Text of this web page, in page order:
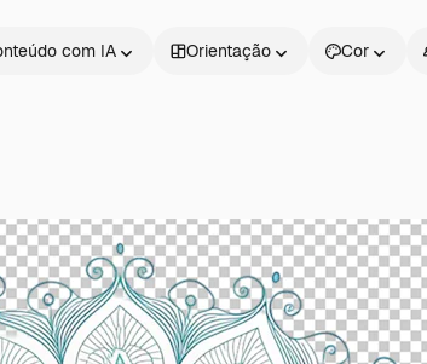
com IA Orientação Cor
Produtos Começar